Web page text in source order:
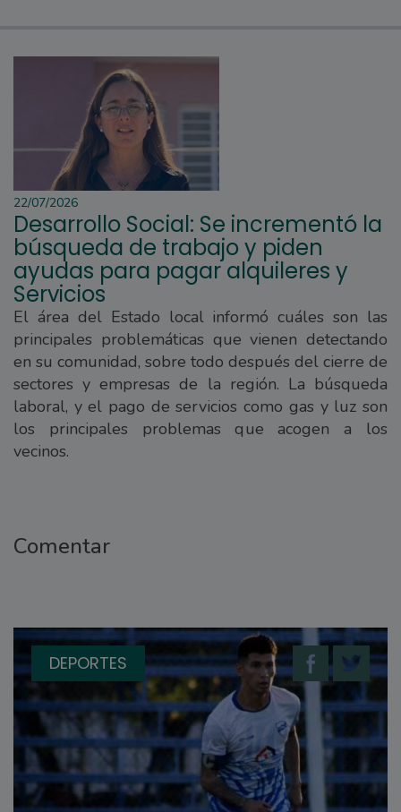
22/07/2026
Desarrollo Social: Se incrementó la
búsqueda de trabajo y piden
ayudas para pagar alquileres y
Servicios
El área del Estado local informó cuáles son las
principales problemáticas que vienen detectando
en su comunidad, sobre todo después del cierre de
sectores y empresas de la región. La búsqueda
laboral, y el pago de servicios como gas y luz son
los principales problemas que acogen a los
vecinos.
Comentar
DEPORTES